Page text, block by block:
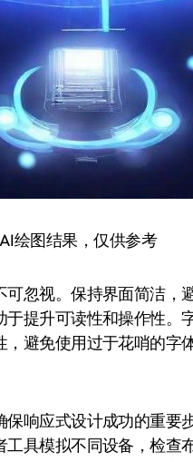
AI绘图结果，仅供参考
可忽视。保持界面简洁，
于提升可读性和操作性。
，避免使用过于花哨的字
保响应式设计成功的重要
工具模拟不同设备，检查